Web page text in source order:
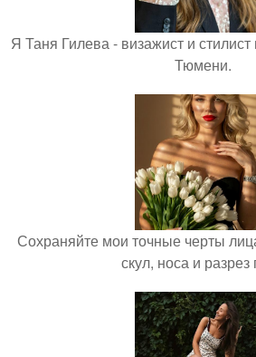
Я Таня Гилева - визажист и
Тюмени.
Сохраняйте мои точные черты
скул, носа и разрез